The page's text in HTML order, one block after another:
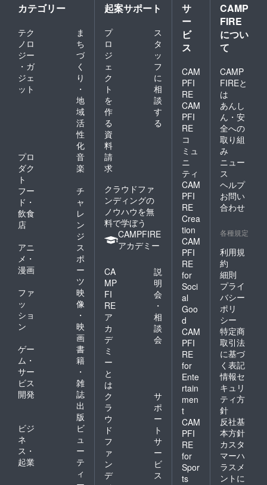
カテゴリー
テク
ノロ
ジー
・ガ
ジェ
ット
ま
ち
づ
く
り
・
地
域
活
性
化
プロ
ダク
ト
音
楽
フー
ド・
飲食
店
チ
ャ
レ
ン
ジ
アニ
メ・
漫画
ス
ポ
ー
ツ
ファ
ッ
ショ
ン
映
像
・
映
画
ゲー
ム・
サー
ビス
開発
書
籍
・
雑
誌
出
版
ビジ
ネ
ス・
起業
ビ
ュ
ー
テ
ィ
起案サポート
プ
ロ
ジ
ェ
ク
ト
を
作
る
ス
タ
ッ
フ
に
相
談
す
る
資
料
請
求
クラウドファ
ンディングの
ノウハウを無
料で学ぼう
CAMPFIRE
アカデミー
CA
MP
FI
RE
ア
カ
デ
ミ
ー
と
は
説
明
会
・
相
談
会
ク
ラ
ウ
ド
フ
ァ
ン
デ
サ
ポ
ー
ト
サ
ー
ビ
ス
サ
ー
ビ
ス
CAM
PFI
RE
CAM
PFI
RE
コ
ミュ
ニ
ティ
CAM
PFI
RE
Crea
tion
CAM
PFI
RE
for
Soci
al
Goo
d
CAM
PFI
RE
for
Ente
rtain
men
t
CAM
PFI
RE
for
Spor
ts
CAMP
FIRE
につい
て
CAMP
FIREと
は
あんし
ん・安
全への
取り組
み
ニュー
ス
ヘルプ
お問い
合わせ
各種規定
利用規
約
細則
プライ
バシー
ポリ
シー
特定商
取引法
に基づ
く表記
情報セ
キュリ
ティ方
針
反社基
本方針
カスタ
マーハ
ラスメ
ントに